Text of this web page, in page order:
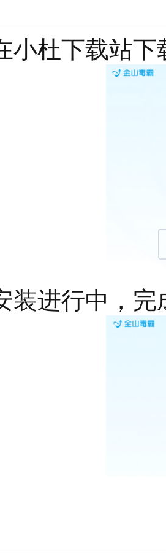
资源调度中
20+项特权
项特权，保
毒霸特色功能
息收集，防
杜下载站下
进行中，完